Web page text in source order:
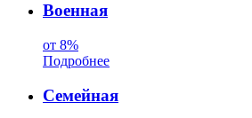
Военная
от 8%
Подробнее
Семейная